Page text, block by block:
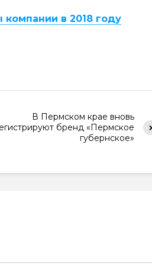
компании в 2018 году
В Пермском крае вновь
бренд «Пермское
губернское»